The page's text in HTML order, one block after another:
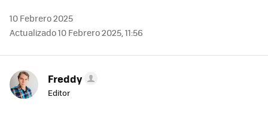
10 Febrero 2025
Actualizado 10 Febrero 2025, 11:56
Freddy
Editor